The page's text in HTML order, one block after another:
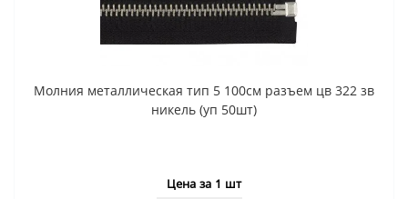
Молния металлическая тип 5 100см разъем цв 322 зв
никель (уп 50шт)
Цена за 1 шт